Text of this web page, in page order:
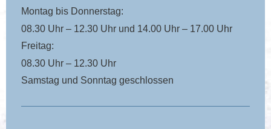
Montag bis Donnerstag:
08.30 Uhr – 12.30 Uhr und 14.00 Uhr – 17.00 Uhr
Freitag:
08.30 Uhr – 12.30 Uhr
Samstag und Sonntag geschlossen